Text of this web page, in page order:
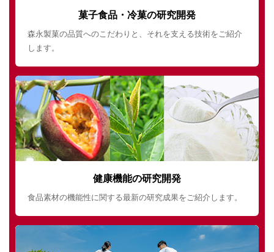
菓子食品・冷菓の研究開発
森永製菓の品質へのこだわりと、それを支える技術をご紹介
します。
健康機能の研究開発
食品素材の機能性に関する最新の研究成果をご紹介します。